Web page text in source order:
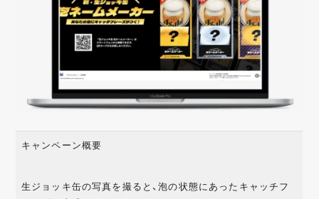
キャンペーン概要
生ジョッキ缶の写真を撮ると、泡の状態にあったキャッチフ